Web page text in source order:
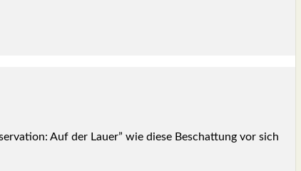
Auf der Lau­er” wie die­se Beschat­tung vor sich